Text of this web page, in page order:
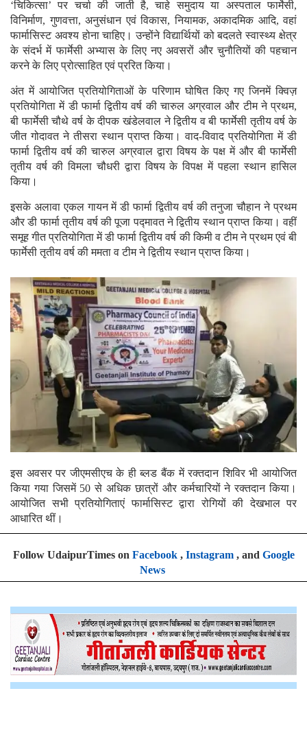
‘चिकित्सा’ पर चर्चा की जाती है, चाहे समुदाय या अस्पताल फार्मेसी,
विनिर्माण, गुणवत्ता, अनुसंधान एवं विकास, नियामक, अकादमिक आदि, वहां
फार्मासिस्ट अवश्य होना चाहिए। उन्होंने विद्यार्थियों को बदलते स्वास्थ्य क्षेत्र
के संदर्भ में फार्मेसी अभ्यास के लिए नए अवसरों और चुनौतियों की पहचान
करने के लिए प्रोत्साहित एवं प्ररित किया।
अंत में आयोजित प्रतियोगिताओं के परिणाम घोषित किए गए जिनमें क्विज़
प्रतियोगिता में डी फार्मा द्वितीय वर्ष की चारुल अग्रवाल और टीम ने प्रथम,
बी फार्मेसी चौथे वर्ष के दीपक खंडेलवाल ने द्वितीय व बी फार्मेसी तृतीय वर्ष के
जीत गोदावत ने तीसरा स्थान प्राप्त किया। वाद-विवाद प्रतियोगिता में डी
फार्मा द्वितीय वर्ष की चारुल अग्रवाल द्वारा विषय के पक्ष में और बी फार्मेसी
तृतीय वर्ष की विमला चौधरी द्वारा विषय के विपक्ष में पहला स्थान हासिल
किया।
इसके अलावा एकल गायन में डी फार्मा द्वितीय वर्ष की तनुजा चौहान ने प्रथम
और डी फार्मा तृतीय वर्ष की पूजा पद्मावत ने द्वितीय स्थान प्राप्त किया। वहीं
समूह गीत प्रतियोगिता में डी फार्मा द्वितीय वर्ष की किमी व टीम ने प्रथम एवं बी
फार्मेसी तृतीय वर्ष की ममता व टीम ने द्वितीय स्थान प्राप्त किया।
इस अवसर पर जीएमसीएच के ही ब्लड बैंक में रक्तदान शिविर भी आयोजित
किया गया जिसमें 50 से अधिक छात्रों और कर्मचारियों ने रक्तदान किया।
आयोजित सभी प्रतियोगिताएं फार्मासिस्ट द्वारा रोगियों की देखभाल पर
आधारित थीं।
Follow UdaipurTimes on Facebook, Instagram, and Google
News